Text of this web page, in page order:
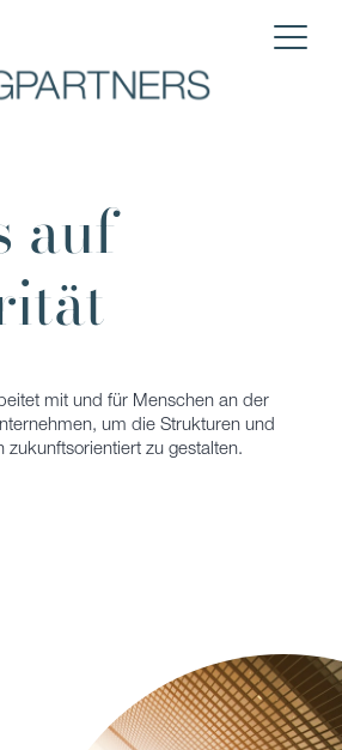
auf
mit und für Menschen an der
um die Strukturen und
zukunftsorientiert zu gestalten.